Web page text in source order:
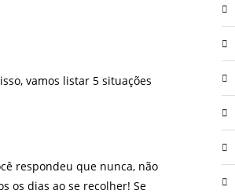
vamos listar 5 situações
respondeu que nunca, não
os dias ao se recolher! Se